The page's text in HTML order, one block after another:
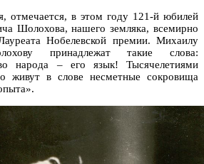
отмечается, в этом году 121-й юбилей
Шолохова, нашего земляка, всемирно
Нобелевской премии. Михаилу
принадлежат такие слова:
народа – его язык! Тысячелетиями
живут в слове несметные сокровища